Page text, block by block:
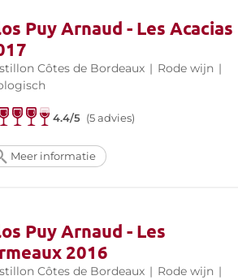
Puy Arnaud - Les Acacias
Côtes de Bordeaux | Rode wijn |
4.4/5 (5 advies)
Meer informatie
Puy Arnaud - Les
2016
Côtes de Bordeaux | Rode wijn |